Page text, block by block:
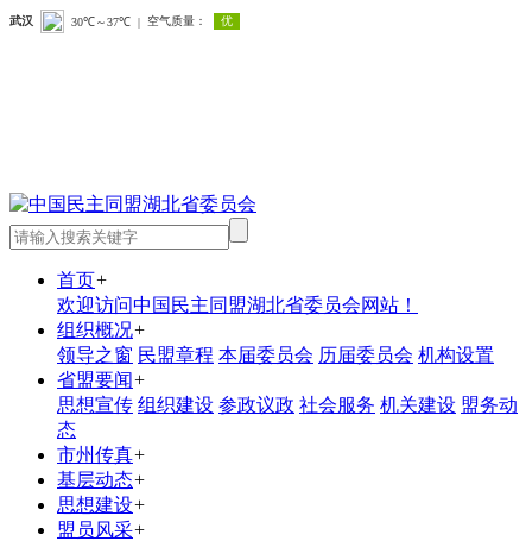
首页+
欢迎访问中国民主同盟湖北省委员会网站！
组织概况+
领导之窗 民盟章程 本届委员会 历届委员会 机构设置
省盟要闻+
思想宣传 组织建设 参政议政 社会服务 机关建设 盟务动
态
市州传真+
基层动态+
思想建设+
盟员风采+